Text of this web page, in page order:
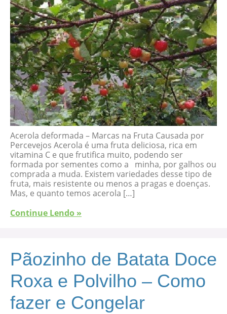
Acerola deformada – Marcas na Fruta Causada por
Percevejos Acerola é uma fruta deliciosa, rica em
vitamina C e que frutifica muito, podendo ser
formada por sementes como a minha, por galhos ou
comprada a muda. Existem variedades desse tipo de
fruta, mais resistente ou menos a pragas e doenças.
Mas, e quanto temos acerola […]
Continue Lendo »
Pãozinho de Batata Doce
Roxa e Polvilho – Como
fazer e Congelar